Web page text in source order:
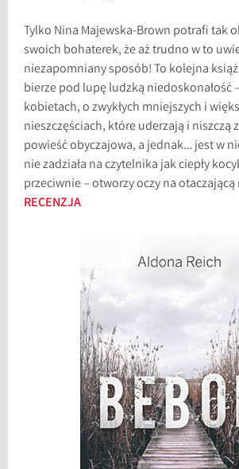
Tylko Nina Majewska-Brown potrafi tak
swoich bohaterek, że aż trudno w to
niezapomniany sposób! To kolejna
bierze pod lupę ludzką niedoskonałość
kobietach, o zwykłych mniejszych i
nieszczęściach, które uderzają i niszczą
powieść obyczajowa, a jednak… jest w
nie zadziała na czytelnika jak ciepły
przeciwnie – otworzy oczy na otaczającą
RECENZJA